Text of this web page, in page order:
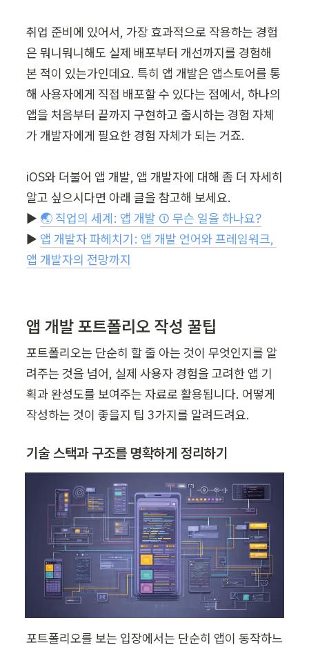
취업 준비에 있어서, 가장 효과적으로 작용하는 경험
은 뭐니뭐니해도 실제 배포부터 개선까지를 경험해
본 적이 있는가인데요. 특히 앱 개발은 앱스토어를 통
해 사용자에게 직접 배포할 수 있다는 점에서, 하나의
앱을 처음부터 끝까지 구현하고 출시하는 경험 자체
가 개발자에게 필요한 경험 자체가 되는 거죠.
iOS와 더불어 앱 개발, 앱 개발자에 대해 좀 더 자세히
알고 싶으시다면 아래 글을 참고해 보세요.
▶︎ 🌏 직업의 세계: 앱 개발 ① 무슨 일을 하나요?
▶︎ 앱 개발자 파헤치기: 앱 개발 언어와 프레임워크,
앱 개발자의 전망까지
앱 개발 포트폴리오 작성 꿀팁
포트폴리오는 단순히 할 줄 아는 것이 무엇인지를 알
려주는 것을 넘어, 실제 사용자 경험을 고려한 앱 기
획과 완성도를 보여주는 자료로 활용됩니다. 어떻게
작성하는 것이 좋을지 팁 3가지를 알려드려요.
기술 스택과 구조를 명확하게 정리하기
포트폴리오를 보는 입장에서는 단순히 앱이 동작하느